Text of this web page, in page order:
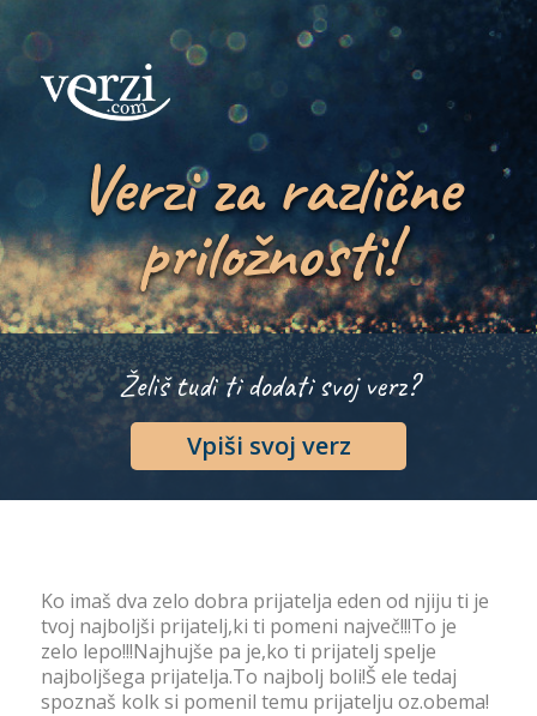
Verzi za različne
priložnosti!
Želiš tudi ti dodati svoj verz?
Vpiši svoj verz
Ko imaš dva zelo dobra prijatelja eden od njiju ti je
tvoj najboljši prijatelj,ki ti pomeni največ!!!To je
zelo lepo!!!Najhujše pa je,ko ti prijatelj spelje
najboljšega prijatelja.To najbolj boli!Š ele tedaj
spoznaš kolk si pomenil temu prijatelju oz.obema!